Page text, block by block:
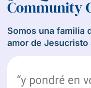
Community
Somos una familia
amor de Jesucristo
“y pondré en